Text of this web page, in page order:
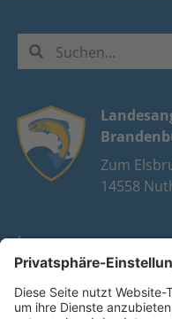
Zum
14558
Impressum
Datenschutz
FAQ